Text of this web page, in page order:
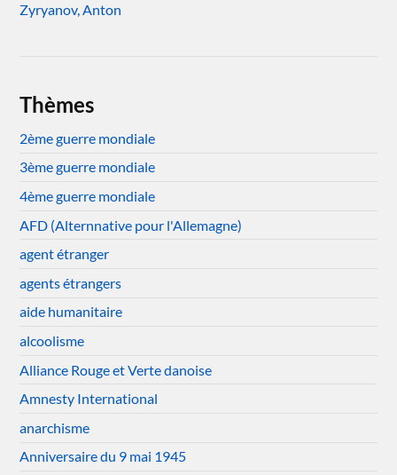
Zyryanov, Anton
Thèmes
2ème guerre mondiale
3ème guerre mondiale
4ème guerre mondiale
AFD (Alternnative pour l'Allemagne)
agent étranger
agents étrangers
aide humanitaire
alcoolisme
Alliance Rouge et Verte danoise
Amnesty International
anarchisme
Anniversaire du 9 mai 1945